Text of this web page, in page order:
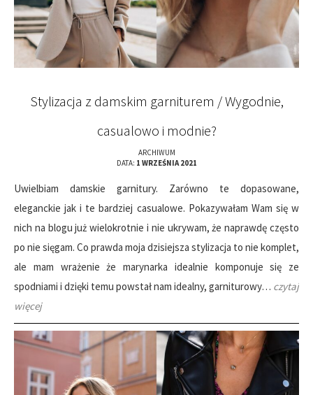
Stylizacja z damskim garniturem / Wygodnie,
casualowo i modnie?
ARCHIWUM
DATA: 1 WRZEŚNIA 2021
Uwielbiam damskie garnitury. Zarówno te dopasowane,
eleganckie jak i te bardziej casualowe. Pokazywałam Wam się w
nich na blogu już wielokrotnie i nie ukrywam, że naprawdę często
po nie sięgam. Co prawda moja dzisiejsza stylizacja to nie komplet,
ale mam wrażenie że marynarka idealnie komponuje się ze
spodniami i dzięki temu powstał nam idealny, garniturowy… czytaj
więcej